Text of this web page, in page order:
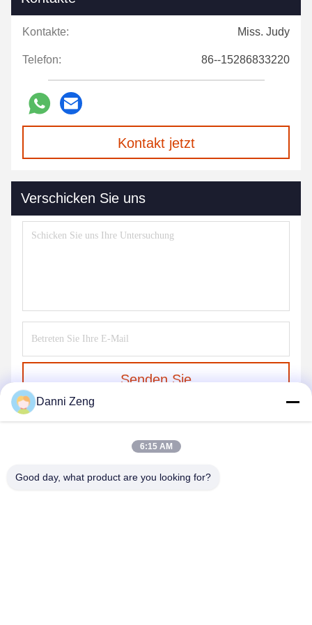
Kontakte: Miss. Judy
Telefon: 86--15286833220
Kontakt jetzt
Verschicken Sie uns
Senden Sie
Danni Zeng
6:15 AM
Good day, what product are you looking for?